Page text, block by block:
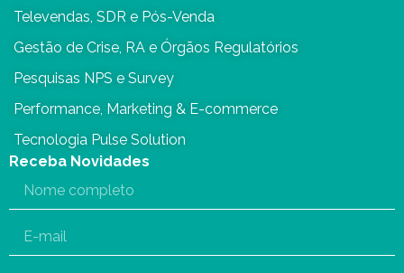
Televendas, SDR e Pós-Venda
Gestão de Crise, RA e Órgãos Regulatórios
Pesquisas NPS e Survey
Performance, Marketing & E-commerce
Tecnologia Pulse Solution
Receba Novidades